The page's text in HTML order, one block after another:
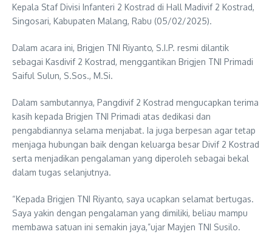
Kepala Staf Divisi Infanteri 2 Kostrad di Hall Madivif 2 Kostrad,
Singosari, Kabupaten Malang, Rabu (05/02/2025).
Dalam acara ini, Brigjen TNI Riyanto, S.I.P. resmi dilantik
sebagai Kasdivif 2 Kostrad, menggantikan Brigjen TNI Primadi
Saiful Sulun, S.Sos., M.Si.
Dalam sambutannya, Pangdivif 2 Kostrad mengucapkan terima
kasih kepada Brigjen TNI Primadi atas dedikasi dan
pengabdiannya selama menjabat. Ia juga berpesan agar tetap
menjaga hubungan baik dengan keluarga besar Divif 2 Kostrad
serta menjadikan pengalaman yang diperoleh sebagai bekal
dalam tugas selanjutnya.
“Kepada Brigjen TNI Riyanto, saya ucapkan selamat bertugas.
Saya yakin dengan pengalaman yang dimiliki, beliau mampu
membawa satuan ini semakin jaya,”ujar Mayjen TNI Susilo.